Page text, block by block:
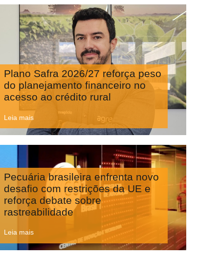
Plano Safra 2026/27 reforça peso
do planejamento financeiro no
acesso ao crédito rural
Leia mais
Pecuária brasileira enfrenta novo
desafio com restrições da UE e
reforça debate sobre
rastreabilidade
Leia mais